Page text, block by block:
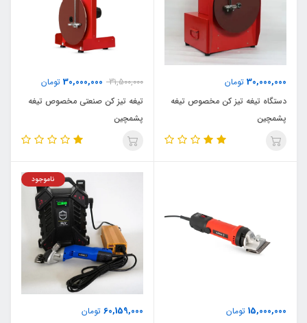
30,000,000 تومان
دستگاه تیغه تیز کن مخصوص تیغه
پشمچین
31,500,000
30,000,000 تومان
تیغه تیز کن صنعتی مخصوص تیغه
پشمچین
15,000,000 تومان
60,159,000 تومان
ناموجود